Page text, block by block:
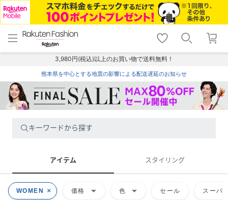
menu home
トップ
shopping_cart lock_outline
ログイン
3,980円(税込)以上のお買い物で送料無料！
熊本県を中心とする地震の影響による配送遅延のお知らせ
キーワードから探す
アイテム スタイリング
WOMEN 価格 arrow_drop_down 色 arrow_drop_down セール スーパ